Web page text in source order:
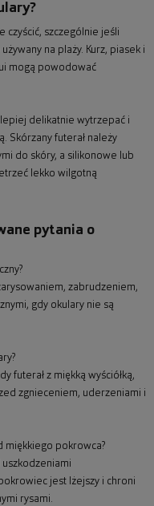
czyścić, szczególnie jeśli
na plaży. Kurz, piasek i
mogą powodować
delikatnie wytrzepać i
Skórzany futerał należy
do skóry, a silikonowe lub
lekko wilgotną
pytania o
zabrudzeniem,
gdy okulary nie są
futerał z miękką wyściółką,
zgnieceniem, uderzeniami i
miękkiego pokrowca?
uszkodzeniami
jest lżejszy i chroni
rysami.